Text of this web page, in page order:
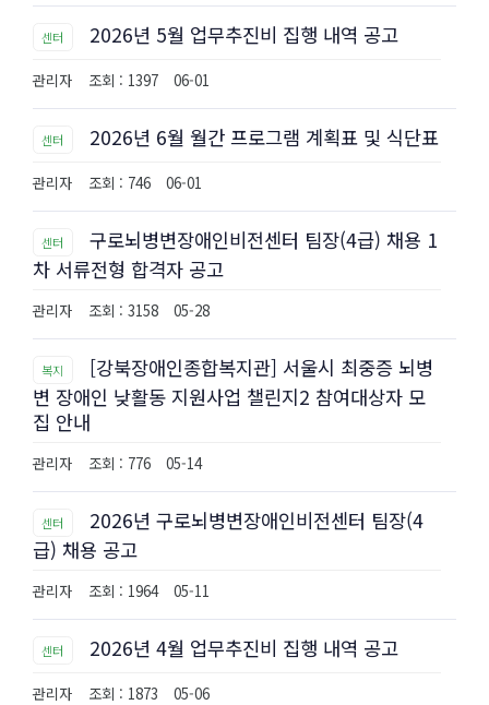
센터 2026년 5월 업무추진비 집행 내역 공고
관리자 조회 : 1397 06-01
센터 2026년 6월 월간 프로그램 계획표 및 식단표
관리자 조회 : 746 06-01
센터
구로뇌병변장애인비전센터 팀장(4급) 채용 1
차 서류전형 합격자 공고
관리자 조회 : 3158 05-28
복지
[강북장애인종합복지관] 서울시 최중증 뇌병
변 장애인 낮활동 지원사업 챌린지2 참여대상자 모
집 안내
관리자 조회 : 776 05-14
센터
2026년 구로뇌병변장애인비전센터 팀장(4
급) 채용 공고
관리자 조회 : 1964 05-11
센터 2026년 4월 업무추진비 집행 내역 공고
관리자 조회 : 1873 05-06